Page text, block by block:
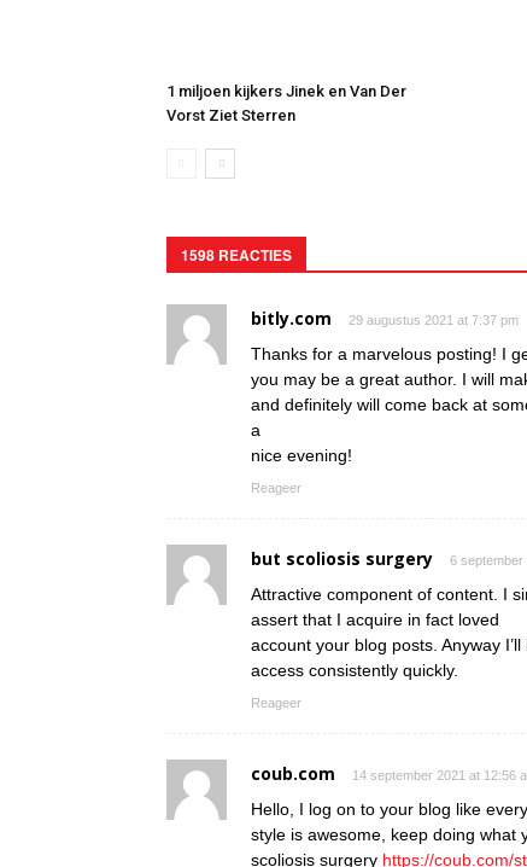
1 miljoen kijkers Jinek en Van Der
Vorst Ziet Sterren
1598 REACTIES
bitly.com 29 augustus 2021 at 7:37 pm
Thanks for a marvelous posting! I
you may be a great author. I will
and definitely will come back at
a
nice evening!
Reageer
but scoliosis surgery 6 september
Attractive component of content. I
assert that I acquire in fact loved
account your blog posts. Anyway
access consistently quickly.
Reageer
coub.com 14 september 2021 at 12:56
Hello, I log on to your blog like
style is awesome, keep doing what
scoliosis surgery https://coub.com/